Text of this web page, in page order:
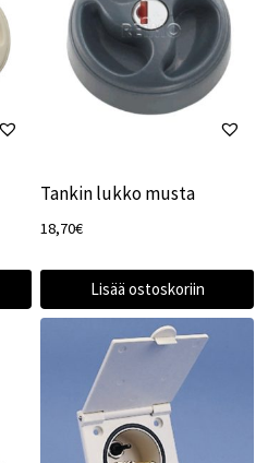
Tankin lukko musta
18,70€
Lisää ostoskoriin